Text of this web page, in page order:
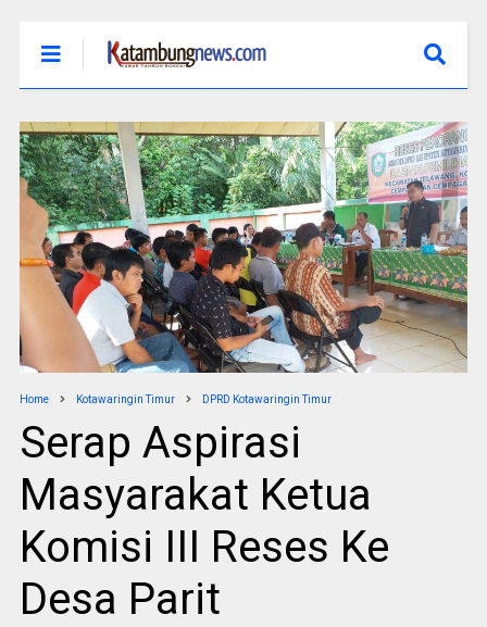
Home Kotawaringin Timur DPRD Kotawaringin Timur
Serap Aspirasi
Masyarakat Ketua
Komisi III Reses Ke
Desa Parit